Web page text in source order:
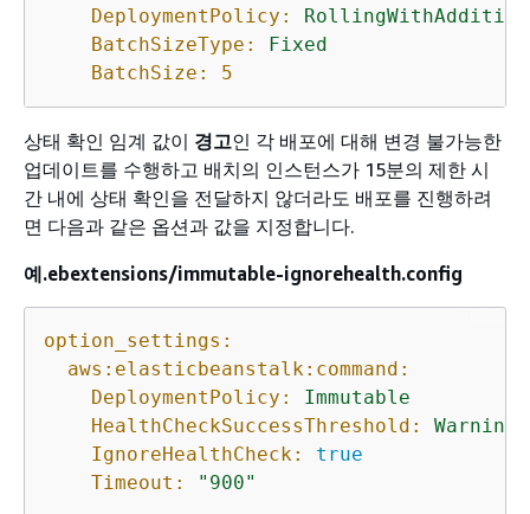
DeploymentPolicy:
BatchSizeType:
Fixed
BatchSize:
5
상태 확인 임계 값이 경고인 각 배포에 대해 변경 불가능한
업데이트를 수행하고 배치의 인스턴스가 15분의 제한 시
간 내에 상태 확인을 전달하지 않더라도 배포를 진행하려
면 다음과 같은 옵션과 값을 지정합니다.
예.ebextensions/immutable-ignorehealth.config
option_settings:
aws:elasticbeanstalk:command:
DeploymentPolicy:
Immutable
HealthCheckSuccessThreshold:
Warning
IgnoreHealthCheck:
true
Timeout:
"900"